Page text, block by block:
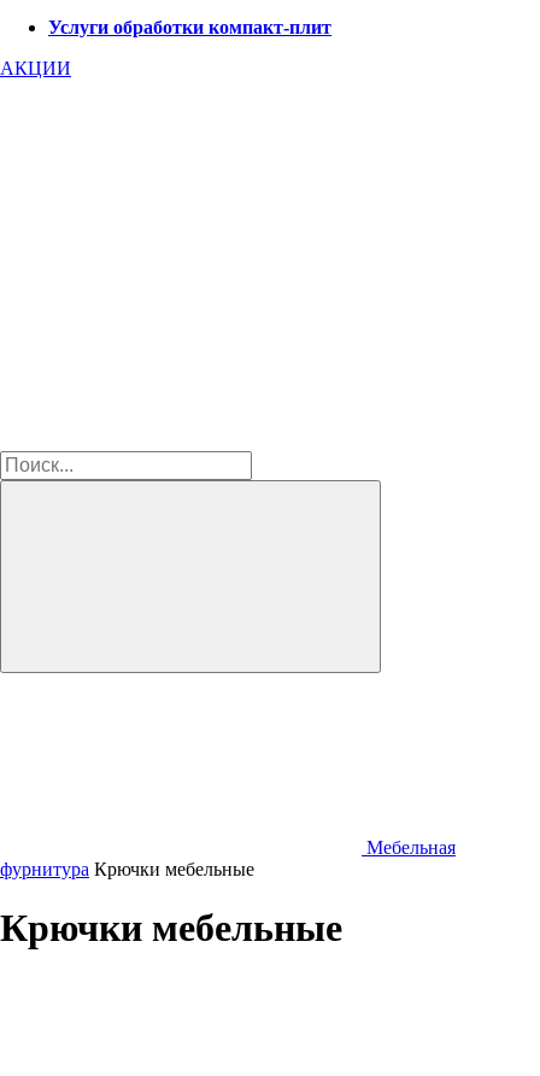
Услуги обработки компакт-плит
АКЦИИ
Мебельная
фурнитура Крючки мебельные
Крючки мебельные